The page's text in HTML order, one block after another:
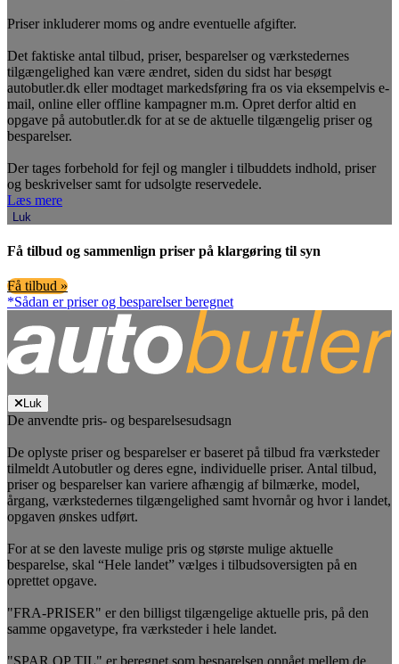
Priser inkluderer moms og andre eventuelle afgifter.
Det faktiske antal tilbud, priser, besparelser og værkstedernes
tilgængelighed kan være ændret, siden du sidst har besøgt
autobutler.dk eller modtaget markedsføring fra os via eksempelvis e-
mail, online eller offline kampagner m.m. Opret derfor altid en
opgave på autobutler.dk for at se de aktuelle tilgængelig priser og
besparelser.
Der tages forbehold for fejl og mangler i tilbuddets indhold, priser
og beskrivelser samt for udsolgte reservedele.
Læs mere
Luk
Få tilbud og sammenlign priser på klargøring til syn
Få tilbud »
*Sådan er priser og besparelser beregnet
Luk
De anvendte pris- og besparelsesudsagn
De oplyste priser og besparelser er baseret på tilbud fra værksteder
tilmeldt Autobutler og deres egne, individuelle priser. Antal tilbud,
priser og besparelser kan variere afhængig af bilmærke, model,
årgang, værkstedernes tilgængelighed samt hvornår og hvor i landet,
opgaven ønskes udført.
For at se den laveste mulige pris og største mulige aktuelle
besparelse, skal “Hele landet” vælges i tilbudsoversigten på en
oprettet opgave.
"FRA-PRISER" er den billigst tilgængelige aktuelle pris, på den
samme opgavetype, fra værksteder i hele landet.